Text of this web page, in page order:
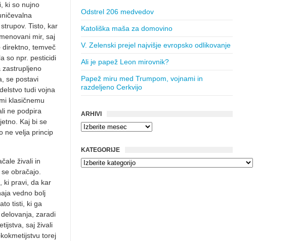
ki so nujno
Tisto, kar
mir, saj
direktno, temveč
so npr. pesticidi
zastrupljeno
se postavi
tudi vojna
klasičnemu
ne podpira
Kaj bi se
ne velja princip
živali in
obračajo.
ki pravi, da kar
vedno bolj
tisti, ki ga
zaradi
saj živali
torej
Odstrel 206 medvedov
Katoliška maša za domovino
V. Zelenski prejel najvišje evropsko odlikovanje
Ali je papež Leon mirovnik?
Papež miru med Trumpom, vojnami in
razdeljeno Cerkvijo
ARHIVI
KATEGORIJE